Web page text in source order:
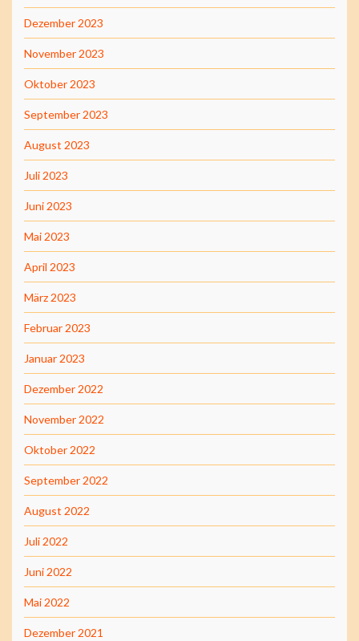
Dezember 2023
November 2023
Oktober 2023
September 2023
August 2023
Juli 2023
Juni 2023
Mai 2023
April 2023
März 2023
Februar 2023
Januar 2023
Dezember 2022
November 2022
Oktober 2022
September 2022
August 2022
Juli 2022
Juni 2022
Mai 2022
Dezember 2021